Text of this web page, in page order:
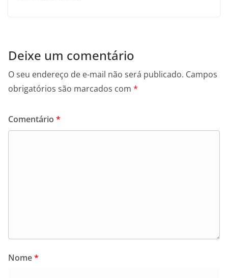
Deixe um comentário
O seu endereço de e-mail não será publicado. Campos
obrigatórios são marcados com *
Comentário *
Nome*